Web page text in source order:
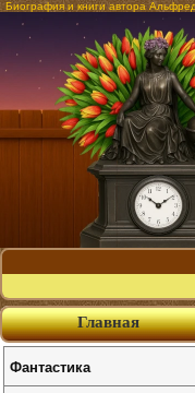
Биография и книги автора
Главная
Фантастика